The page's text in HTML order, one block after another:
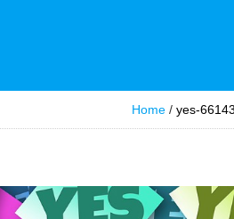
Home / yes-